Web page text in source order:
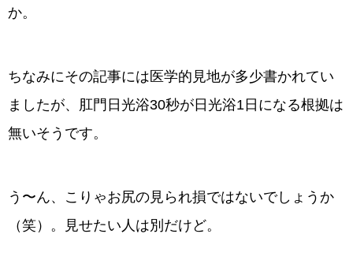
か。
ちなみにその記事には医学的見地が多少書かれてい
ましたが、肛門日光浴30秒が日光浴1日になる根拠は
無いそうです。
う〜ん、こりゃお尻の見られ損ではないでしょうか
（笑）。見せたい人は別だけど。